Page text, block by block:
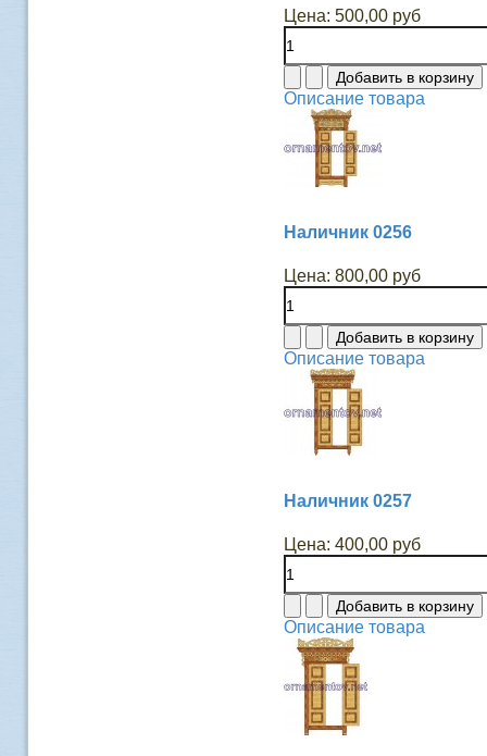
Цена: 500,00 руб
Описание товара
Наличник 0256
Цена: 800,00 руб
Описание товара
Наличник 0257
Цена: 400,00 руб
Описание товара